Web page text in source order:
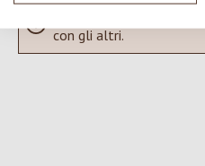
con gli altri.